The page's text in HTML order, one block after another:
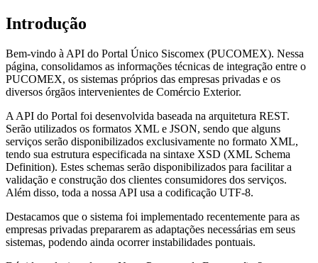
Introdução
Bem-vindo à API do Portal Único Siscomex (PUCOMEX). Nessa
página, consolidamos as informações técnicas de integração entre o
PUCOMEX, os sistemas próprios das empresas privadas e os
diversos órgãos intervenientes de Comércio Exterior.
A API do Portal foi desenvolvida baseada na arquitetura REST.
Serão utilizados os formatos XML e JSON, sendo que alguns
serviços serão disponibilizados exclusivamente no formato XML,
tendo sua estrutura especificada na sintaxe XSD (XML Schema
Definition). Estes schemas serão disponibilizados para facilitar a
validação e construção dos clientes consumidores dos serviços.
Além disso, toda a nossa API usa a codificação UTF-8.
Destacamos que o sistema foi implementado recentemente para as
empresas privadas prepararem as adaptações necessárias em seus
sistemas, podendo ainda ocorrer instabilidades pontuais.